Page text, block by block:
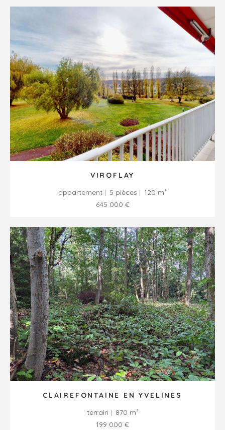
VIROFLAY
appartement
5 pièces
120 m²
645 000 €
CLAIREFONTAINE EN YVELINES
terrain
870 m²
199 000 €